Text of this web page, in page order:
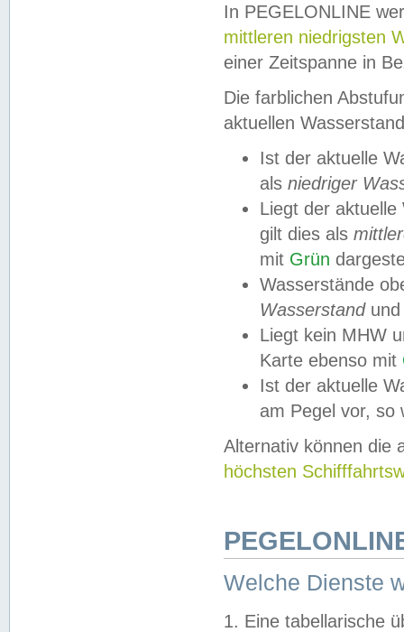
In PEGELONLINE
mittleren niedrigsten
einer Zeitspanne in
Die farblichen
aktuellen
Ist der aktuelle
als niedriger
Liegt der
gilt dies als
mit Grün
Wasserstände
Wasserstandund
Liegt kein MHW
Karte ebenso mit
Ist der aktuelle
am Pegel vor,
Alternativ können die
höchsten
Welche Dienste
1. Eine tabellarische